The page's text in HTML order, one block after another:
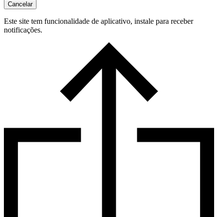
Cancelar
Este site tem funcionalidade de aplicativo, instale para receber
notificações.